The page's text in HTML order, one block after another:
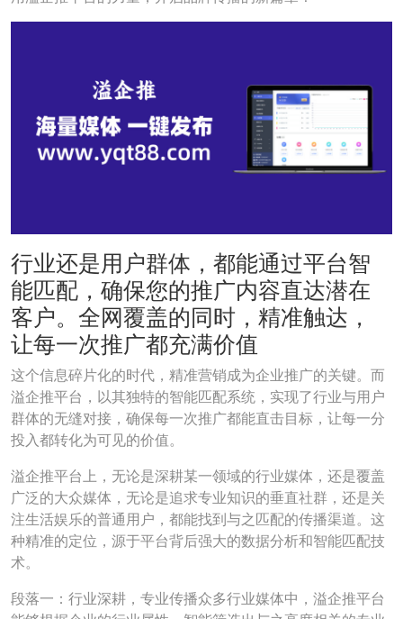
行业还是用户群体，都能通过平台智
能匹配，确保您的推广内容直达潜在
客户。全网覆盖的同时，精准触达，
让每一次推广都充满价值
这个信息碎片化的时代，精准营销成为企业推广的关键。而
溢企推平台，以其独特的智能匹配系统，实现了行业与用户
群体的无缝对接，确保每一次推广都能直击目标，让每一分
投入都转化为可见的价值。
溢企推平台上，无论是深耕某一领域的行业媒体，还是覆盖
广泛的大众媒体，无论是追求专业知识的垂直社群，还是关
注生活娱乐的普通用户，都能找到与之匹配的传播渠道。这
种精准的定位，源于平台背后强大的数据分析和智能匹配技
术。
段落一：行业深耕，专业传播众多行业媒体中，溢企推平台